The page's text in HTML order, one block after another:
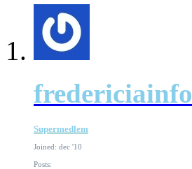
fredericiainfo
Supermedlem
Joined: dec '10
Posts: